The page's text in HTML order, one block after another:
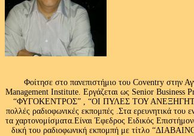
Φοίτησε στο πανεπιστήμιο του Coventry στην
Management Institute. Εργάζεται ως Senior Business
“ΦΥΓΟΚΕΝΤΡΟΣ” , “ΟΙ ΠΥΛΕΣ ΤΟΥ
πολλές ραδιοφωνικές εκπομπές .Στα ερευνητικά του
τα χαρτονομίσματα.Είναι Έφεδρος Ειδικός
δική του ραδιοφωνική εκπομπή με τίτλο